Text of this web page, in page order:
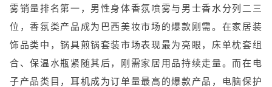
雾销量排名第一，男性身体香氛喷雾与男士香水分列二三
位，香氛类产品成为巴西美妆市场的爆款刚需。在家居装
饰品类中，锅具煎锅套装市场表现最为亮眼，床单枕套组
合、保温水瓶紧随其后，刚需家居用品持续走量。而在电
子产品类目，耳机成为订单量最高的爆款产品，电脑保护